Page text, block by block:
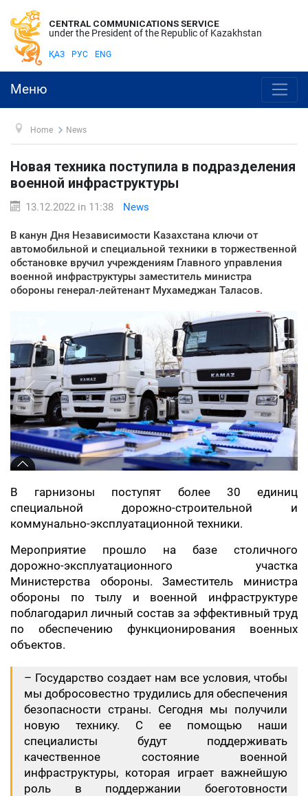
CENTRAL COMMUNICATIONS SERVICE
under the President of the Republic of Kazakhstan
ҚАЗ РУС ENG
Меню
Home News
Новая техника поступила в подразделения
военной инфраструктуры
13.12.2022 in 11:38 News
В канун Дня Независимости Казахстана ключи от
автомобильной и специальной техники в торжественной
обстановке вручил учреждениям Главного управления
военной инфраструктуры заместитель министра
обороны генерал-лейтенант Мухамеджан Таласов.
В гарнизоны поступят более 30 единиц
специальной дорожно-строительной и
коммунально-эксплуатационной техники.
Мероприятие прошло на базе столичного
дорожно-эксплуатационного участка
Министерства обороны. Заместитель министра
обороны по тылу и военной инфраструктуре
поблагодарил личный состав за эффективный труд
по обеспечению функционирования военных
объектов.
– Государство создает нам все условия, чтобы
мы добросовестно трудились для обеспечения
безопасности страны. Сегодня мы получили
новую технику. С ее помощью наши
специалисты будут поддерживать
качественное состояние военной
инфраструктуры, которая играет важнейшую
роль в поддержании боеготовности